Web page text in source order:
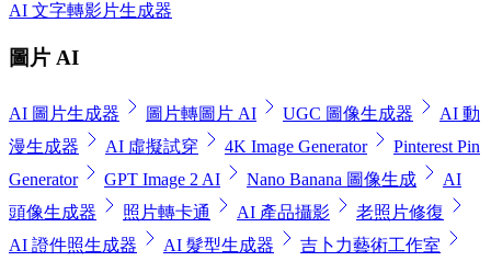
AI 文字轉影片生成器
圖片 AI
AI 圖片生成器 圖片轉圖片 AI UGC 圖像生成器
AI 動
漫生成器
AI 虛擬試穿 4K Image Generator
Pinterest Pin
Generator
GPT Image 2 AI Nano Banana 圖像生成
AI
頭像生成器
照片轉卡通 AI 產品攝影
老照片修復
AI 證件照生成器
AI 髮型生成器
吉卜力藝術工作室